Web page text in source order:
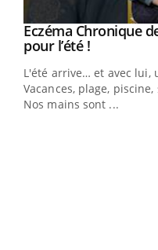
Youtube
Eczéma Chronique
pour l’été !Youtube
L'été arrive… et avec lui,
Vacances, plage,
Nos mains sont ...